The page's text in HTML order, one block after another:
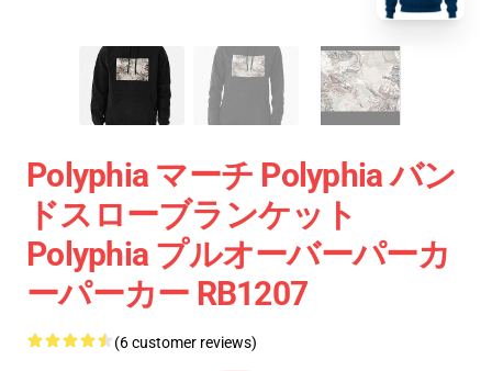
Polyphia マーチ Polyphia バン
ドスローブランケット
Polyphia プルオーバーパーカ
ーパーカー RB1207
(6 customer reviews)